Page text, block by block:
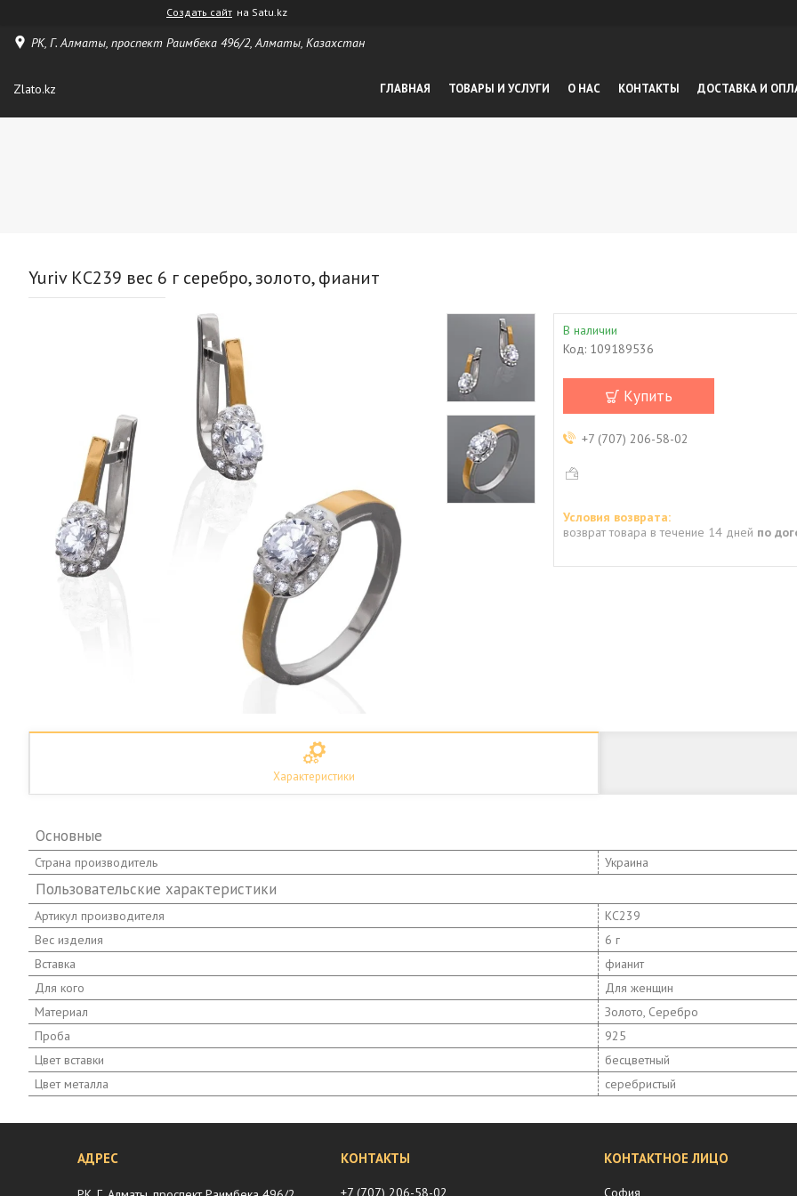
Создать сайт на Satu.kz
РК, Г. Алматы, проспект Раимбека 496/2, Алматы, Казахстан
Zlato.kz ГЛАВНАЯ ТОВАРЫ И УСЛУГИ О НАС КОНТАКТЫ ДОСТАВКА И
Yuriv КС239 вес 6 г серебро, золото, фианит
В наличии
Код: 109189536
Купить
+7 (707) 206-58-02
возврат товара в течение 14 дней по
Характеристики
Основные
Страна производитель Украина
Пользовательские характеристики
Артикул производителя
КС239
Вес изделия
6 г
Вставка
фианит
Для кого
Для женщин
Материал
Золото, Серебро
Проба
925
Цвет вставки
бесцветный
Цвет металла
серебристый
+7 (707) 206-58-02 София